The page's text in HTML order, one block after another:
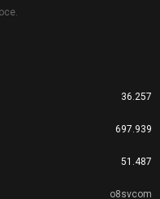
36.257
697.939
51.487
o8svcom